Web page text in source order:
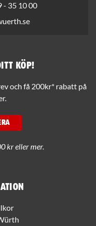
- 35 10 00
köp!
och få 200kr* rabatt på
kr eller mer.